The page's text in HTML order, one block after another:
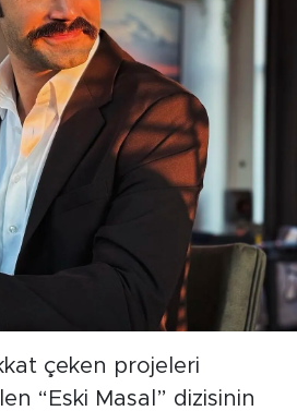
çeken projeleri
“Eski Masal” dizisinin